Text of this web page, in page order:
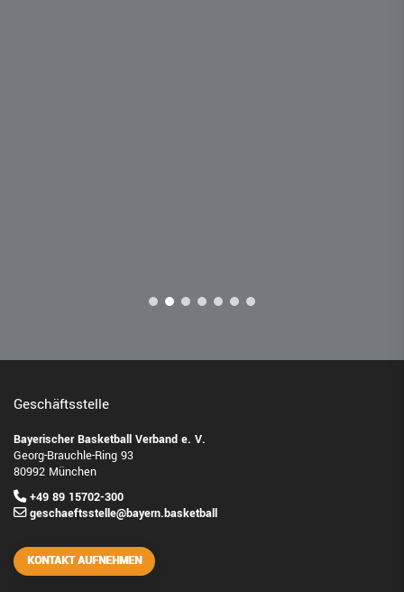
Geschäftsstelle
Bayerischer Basketball Verband e. V.
Georg-Brauchle-Ring 93
80992 München
+49 89 15702-300
geschaeftsstelle@bayern.basketball
KONTAKT AUFNEHMEN